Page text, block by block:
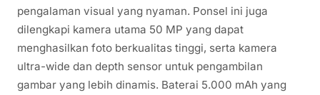
pengalaman visual yang nyaman. Ponsel ini juga
dilengkapi kamera utama 50 MP yang dapat
menghasilkan foto berkualitas tinggi, serta kamera
ultra-wide dan depth sensor untuk pengambilan
gambar yang lebih dinamis. Baterai 5.000 mAh yang